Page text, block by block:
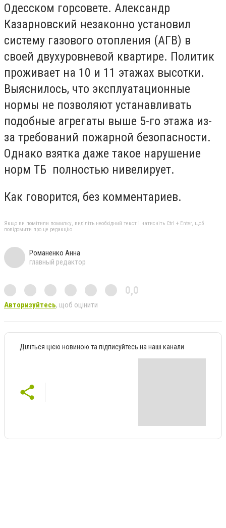
Одесском горсовете. Александр
Казарновский незаконно установил
систему газового отопления (АГВ) в
своей двухуровневой квартире. Политик
проживает на 10 и 11 этажах высотки.
Выяснилось, что эксплуатационные
нормы не позволяют устанавливать
подобные агрегаты выше 5-го этажа из-
за требований пожарной безопасности.
Однако взятка даже такое нарушение
норм ТБ полностью нивелирует.
Как говорится, без комментариев.
Якщо ви помітили помилку, виділіть необхідний текст і натисніть Ctrl + Enter, щоб
повідомити про це редакцію
Романенко Анна
главный редактор
0,0
Авторизуйтесь, щоб оцінити
Діліться цією новиною та підписуйтесь на наші канали